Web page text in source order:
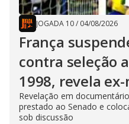
JOGADA 10/ 04/08/2026
França
contra seleção
1998, revela
Revelação em
prestado ao Senado e
sob discussão